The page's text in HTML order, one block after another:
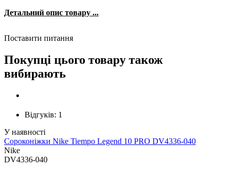
Детальний опис товару ...
Поставити питання
Покупці цього товару також
вибирають
Відгуків: 1
Сороконіжки Nike Tiempo Legend 10 PRO DV4336-040
Nike
DV4336-040